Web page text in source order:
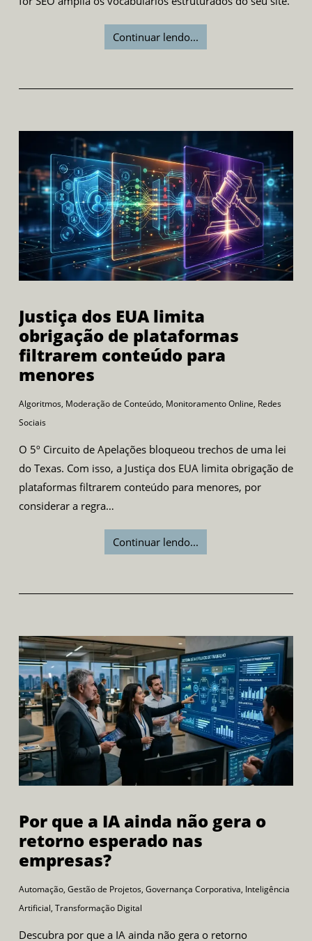
Continuar lendo...
Justiça dos EUA limita
obrigação de plataformas
filtrarem conteúdo para
menores
Algoritmos, Moderação de Conteúdo, Monitoramento Online, Redes
Sociais
O 5º Circuito de Apelações bloqueou trechos de uma lei
do Texas. Com isso, a Justiça dos EUA limita obrigação de
plataformas filtrarem conteúdo para menores, por
considerar a regra…
Continuar lendo...
Por que a IA ainda não gera o
retorno esperado nas
empresas?
Automação, Gestão de Projetos, Governança Corporativa, Inteligência
Artificial, Transformação Digital
Descubra por que a IA ainda não gera o retorno